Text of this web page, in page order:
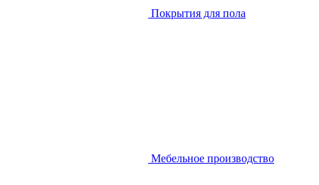
Покрытия для пола
Мебельное производство